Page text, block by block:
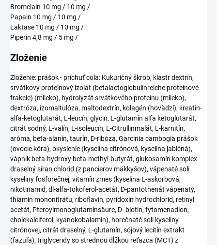
Bromelain 10 mg / 10 mg /
Papain 10 mg / 10 mg /
Laktase 10 mg / 10 mg /
Piperin 4,8 mg / 5 mg /
Zloženie
Zloženie: prášok - príchuť cola: Kukuričný škrob, klastr dextrín,
srvátkový proteínový izolát (betalactoglobulinreiche proteínové
frakcie) (mlieko), hydrolyzát srvátkového proteínu (mlieko),
dextróza, izomaltulóza, maltodextrín, kolagén (hovädzí), kreatin-
alfa-ketoglutarát, L-leucín, glycin, L-glutamín alfa ketoglutarát,
citrát sodný, L-valín, L-isoleucín, L-Citrullinmalát, L-karnitín,
aróma, beta-alanín, taurín, D-ribóza, Garcinia cambogia prášok
(ovocie kôra), okyslenie (kyselina citrónová, kyselina jablčná),
vápnik beta-hydroxy beta-methyl-butyrát, glukosamín komplex
draselný síran chlorid (z pancierov mäkkyšov), vápenaté soli
kyseliny fosforečnej, vitamín zmes (kyselina L-askorbová,
nikotinamid, dl-alfa-tokoferol-acetát, D-pantothenát vápenatý,
thiamin mononitrátu, riboflavin, pyridoxin hydrochlorid, retinyl
acetát, Pteroylmonoglutaminsäure, D- biotin, fytomenadion,
cholekalciferol, kyanokobalamin), horečnaté soli kyseliny
citrónovej, citrát draselný, L-glutamín, sójový lecitín extrakt
(fazuľa), triglyceridy so strednou dĺžkou reťazca (MCT) z